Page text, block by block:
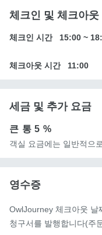
체크인 및 체크아웃
체크인 시간 15:00 ~
체크아웃 시간 11:00
세금 및 추가 요금
큰 통5 %
객실 요금에는 일반적으
영수증
OwlJourney 체크아웃 날
청구서를 발행합니다(주